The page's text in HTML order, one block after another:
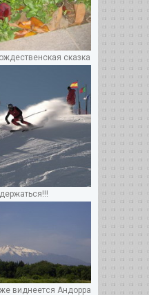
сказка
виднеется Андорра